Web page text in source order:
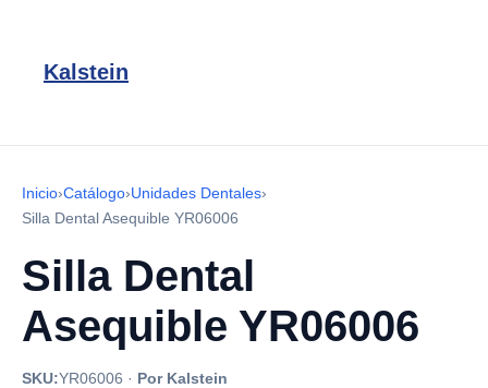
Kalstein
Inicio›Catálogo›Unidades Dentales›
Silla Dental Asequible YR06006
Silla Dental
Asequible YR06006
SKU:YR06006 · Por Kalstein